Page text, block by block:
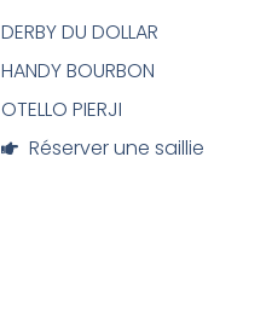
DERBY DU DOLLAR
HANDY BOURBON
OTELLO PIERJI
Réserver une saillie